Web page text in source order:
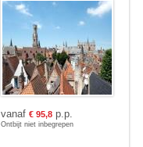
vanaf € 95,8p.p.
Ontbijt niet inbegrepen